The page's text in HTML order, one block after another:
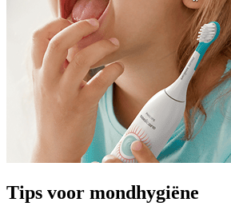
Tips voor mondhygiëne